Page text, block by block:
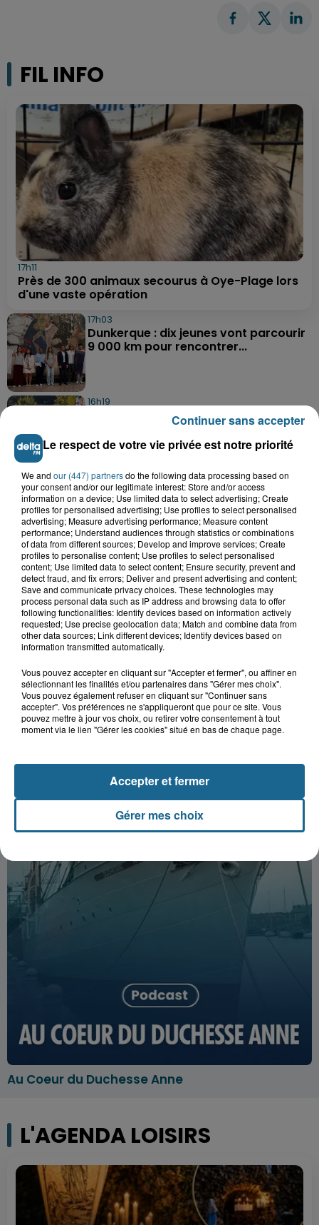
FIL INFO
17h11
Près de 300 animaux secourus à Oye-Plage lors
d'une vaste opération
17h03
Dunkerque : dix jeunes vont parcourir
9 000 km pour rencontrer...
16h19
Blendecques : le jeune garçon de 12
ans qui s'était noyé est...
13h15
Risque incendie dans Nord : ce que
vous ne pouvez plus faire
12h57
500 à 600 recrutements par an : le
nucléaire se dote d'un espace de...
NOS AUTRES PODCASTS
Au Coeur du Duchesse Anne
L'AGENDA LOISIRS
Le respect de votre vie privée est notre priorité
We and our (447) partnersdo the following data processing based on
your consent and/or our legitimate interest: Store and/or access
information on a device; Use limited data to select advertising; Create
profiles for personalised advertising; Use profiles to select personalised
advertising; Measure advertising performance; Measure content
performance; Understand audiences through statistics or combinations
of data from different sources; Develop and improve services; Create
profiles to personalise content; Use profiles to select personalised
content; Use limited data to select content; Ensure security, prevent and
detect fraud, and fix errors; Deliver and present advertising and content;
Save and communicate privacy choices. These technologies may
process personal data such as IP address and browsing data to offer
following functionalities: Identify devices based on information actively
requested; Use precise geolocation data; Match and combine data from
other data sources; Link different devices; Identify devices based on
information transmitted automatically.
Vous pouvez accepter en cliquant sur "Accepter et fermer", ou affiner en
sélectionnant les finalités et/ou partenaires dans "Gérer mes choix".
Vous pouvez également refuser en cliquant sur "Continuer sans
accepter". Vos préférences ne s'appliqueront que pour ce site. Vous
pouvez mettre à jour vos choix, ou retirer votre consentement à tout
moment via le lien "Gérer les cookies" situé en bas de chaque page.
Gérer mes choix
Accepter et fermer
Continuer sans accepter